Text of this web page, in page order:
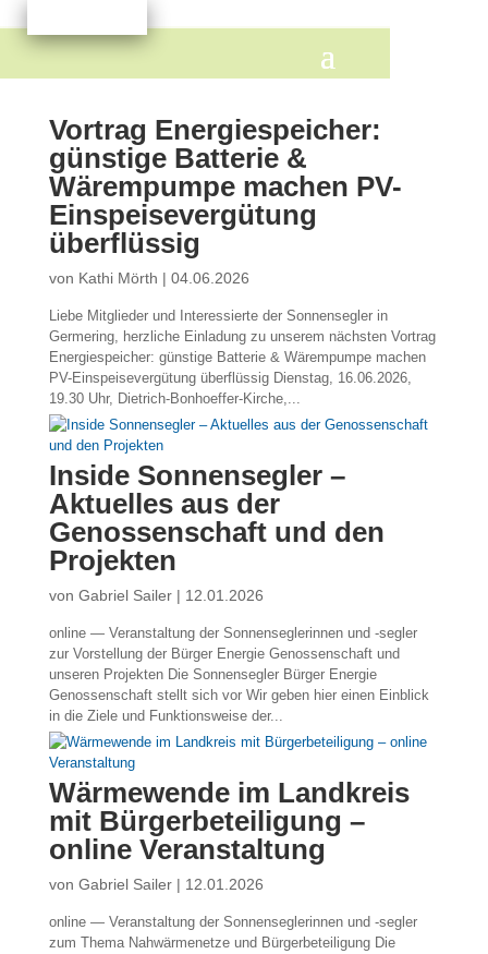
Vortrag Energiespeicher:
günstige Batterie &
Wärempumpe machen PV-
Einspeisevergütung
überflüssig
von Kathi Mörth | 04.06.2026
Liebe Mitglieder und Interessierte der Sonnensegler in
Germering, herzliche Einladung zu unserem nächsten Vortrag
Energiespeicher: günstige Batterie & Wärempumpe machen
PV-Einspeisevergütung überflüssig Dienstag, 16.06.2026,
19.30 Uhr, Dietrich-Bonhoeffer-Kirche,...
Inside Sonnensegler –
Aktuelles aus der
Genossenschaft und den
Projekten
von Gabriel Sailer| 12.01.2026
online — Veranstaltung der Sonnenseglerinnen und -segler
zur Vorstellung der Bürger Energie Genossenschaft und
unseren Projekten Die Sonnensegler Bürger Energie
Genossenschaft stellt sich vor Wir geben hier einen Einblick
in die Ziele und Funktionsweise der...
Wärmewende im Landkreis
mit Bürgerbeteiligung –
online Veranstaltung
von Gabriel Sailer| 12.01.2026
online — Veranstaltung der Sonnenseglerinnen und -segler
zum Thema Nahwärmenetze und Bürgerbeteiligung Die